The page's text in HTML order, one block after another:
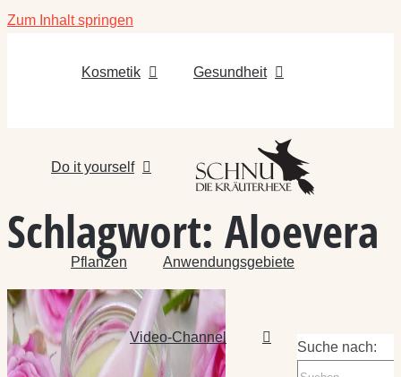
Zum Inhalt springen
Kosmetik Gesundheit
Do it yourself
Pflanzen Anwendungsgebiete
Video-Channel
Schlagwort: Aloevera
Suche nach: